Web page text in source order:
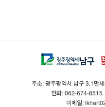
주소: 광주광역시 남구 3.1만
전화: 062-674-8515
이메일: